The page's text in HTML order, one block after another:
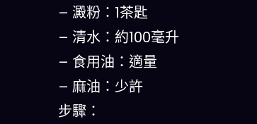
– 澱粉：1茶匙
– 清水：約100毫升
– 食用油：適量
– 麻油：少許
步驟：